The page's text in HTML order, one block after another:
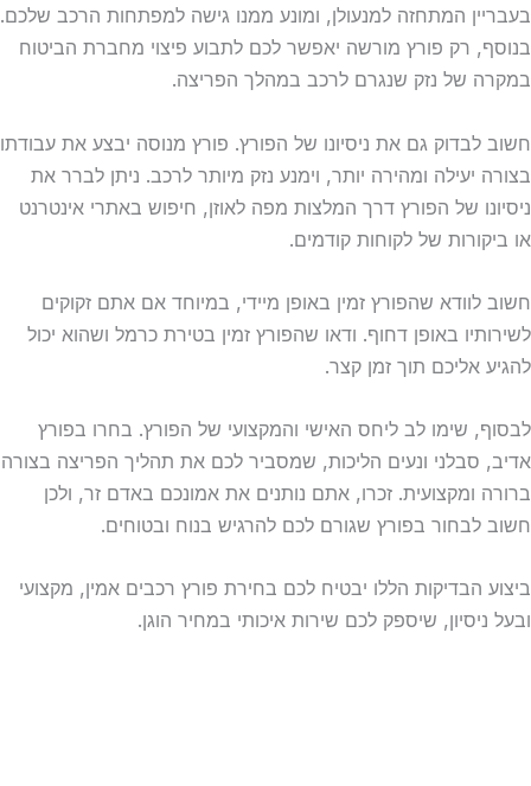
בעבריין המתחזה למנעולן, ומונע ממנו גישה למפתחות הרכב שלכם.
בנוסף, רק פורץ מורשה יאפשר לכם לתבוע פיצוי מחברת הביטוח
במקרה של נזק שנגרם לרכב במהלך הפריצה.
חשוב לבדוק גם את ניסיונו של הפורץ. פורץ מנוסה יבצע את עבודתו
בצורה יעילה ומהירה יותר, וימנע נזק מיותר לרכב. ניתן לברר את
ניסיונו של הפורץ דרך המלצות מפה לאוזן, חיפוש באתרי אינטרנט
או ביקורות של לקוחות קודמים.
חשוב לוודא שהפורץ זמין באופן מיידי, במיוחד אם אתם זקוקים
לשירותיו באופן דחוף. ודאו שהפורץ זמין בטירת כרמל ושהוא יכול
להגיע אליכם תוך זמן קצר.
לבסוף, שימו לב ליחס האישי והמקצועי של הפורץ. בחרו בפורץ
אדיב, סבלני ונעים הליכות, שמסביר לכם את תהליך הפריצה בצורה
ברורה ומקצועית. זכרו, אתם נותנים את אמונכם באדם זר, ולכן
חשוב לבחור בפורץ שגורם לכם להרגיש בנוח ובטוחים.
ביצוע הבדיקות הללו יבטיח לכם בחירת פורץ רכבים אמין, מקצועי
ובעל ניסיון, שיספק לכם שירות איכותי במחיר הוגן.